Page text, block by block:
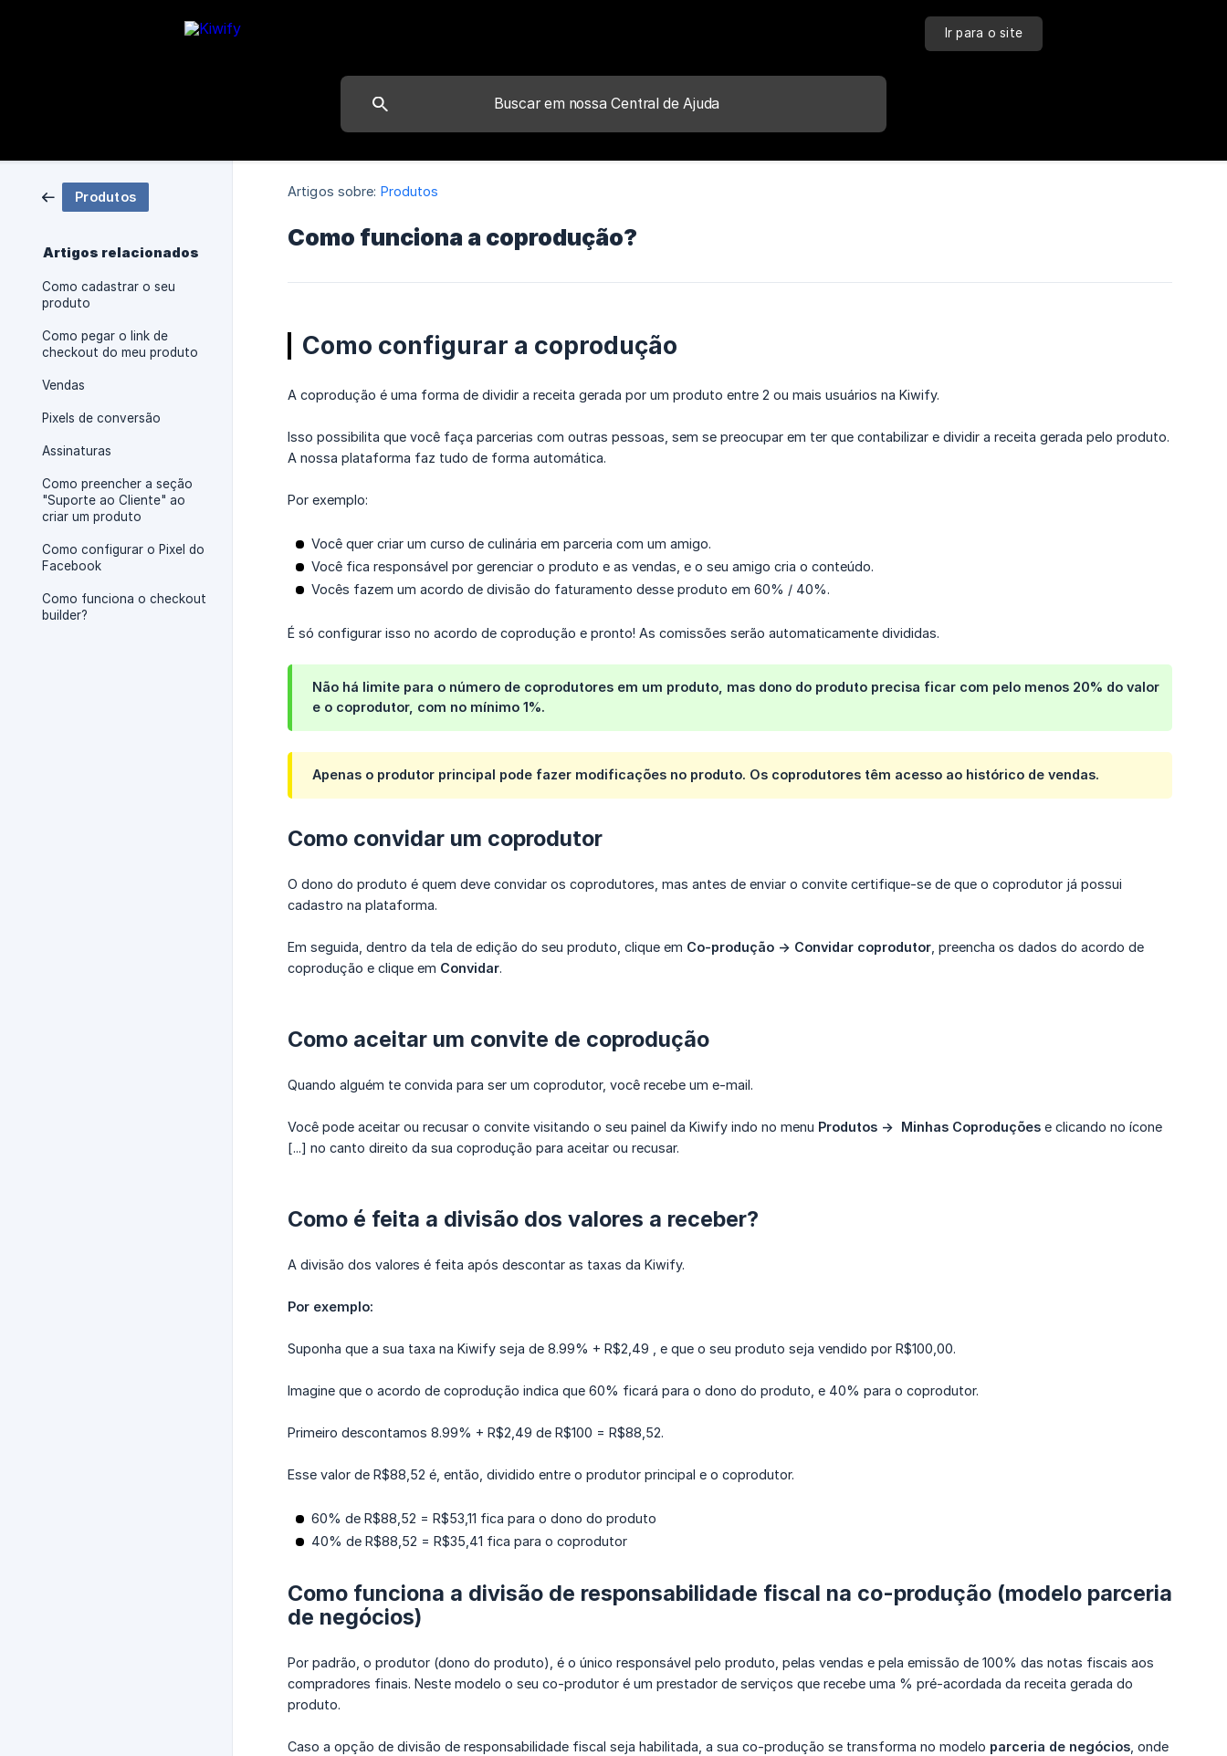
Ir para o site
Produtos
Artigos relacionados
Como cadastrar o seu
produto
Como pegar o link de
checkout do meu produto
Vendas
Pixels de conversão
Assinaturas
Como preencher a seção
"Suporte ao Cliente" ao
criar um produto
Como configurar o Pixel do
Facebook
Como funciona o checkout
builder?
Artigos sobre: Produtos
Como funciona a coprodução?
Como configurar a coprodução
A coprodução é uma forma de dividir a receita gerada por um produto entre 2 ou mais usuários na Kiwify.
Isso possibilita que você faça parcerias com outras pessoas, sem se preocupar em ter que contabilizar e dividir a receita gerada pelo produto.
A nossa plataforma faz tudo de forma automática.
Por exemplo:
Você quer criar um curso de culinária em parceria com um amigo.
Você fica responsável por gerenciar o produto e as vendas, e o seu amigo cria o conteúdo.
Vocês fazem um acordo de divisão do faturamento desse produto em 60% / 40%.
É só configurar isso no acordo de coprodução e pronto! As comissões serão automaticamente divididas.
Não há limite para o número de coprodutores em um produto, mas dono do produto precisa ficar com pelo menos 20% do valor
e o coprodutor, com no mínimo 1%.
Apenas o produtor principal pode fazer modificações no produto. Os coprodutores têm acesso ao histórico de vendas.
Como convidar um coprodutor
O dono do produto é quem deve convidar os coprodutores, mas antes de enviar o convite certifique-se de que o coprodutor já possui
cadastro na plataforma.
Em seguida, dentro da tela de edição do seu produto, clique em Co-produção -> Convidar coprodutor , preencha os dados do acordo de
coprodução e clique em Convidar.
Como aceitar um convite de coprodução
Quando alguém te convida para ser um coprodutor, você recebe um e-mail.
Você pode aceitar ou recusar o convite visitando o seu painel da Kiwify indo no menu Produtos ->  Minhas Coproduções e clicando no ícone
[...] no canto direito da sua coprodução para aceitar ou recusar.
Como é feita a divisão dos valores a receber?
A divisão dos valores é feita após descontar as taxas da Kiwify.
Por exemplo:
Suponha que a sua taxa na Kiwify seja de 8.99% + R$2,49 , e que o seu produto seja vendido por R$100,00.
Imagine que o acordo de coprodução indica que 60% ficará para o dono do produto, e 40% para o coprodutor.
Primeiro descontamos 8.99% + R$2,49 de R$100 = R$88,52.
Esse valor de R$88,52 é, então, dividido entre o produtor principal e o coprodutor.
60% de R$88,52 = R$53,11 fica para o dono do produto
40% de R$88,52 = R$35,41 fica para o coprodutor
Como funciona a divisão de responsabilidade fiscal na co-produção (modelo parceria
de negócios)
Por padrão, o produtor (dono do produto), é o único responsável pelo produto, pelas vendas e pela emissão de 100% das notas fiscais aos
compradores finais. Neste modelo o seu co-produtor é um prestador de serviços que recebe uma % pré-acordada da receita gerada do
produto.
Caso a opção de divisão de responsabilidade fiscal seja habilitada, a sua co-produção se transforma no modelo parceria de negócios , onde